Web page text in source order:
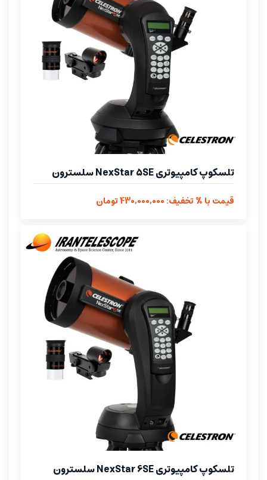
تلسکوپ کامپیوتری NexStar 5SE سلسترون
قیمت با % تخفیف: 430,000,000 تومان
تلسکوپ کامپیوتری NexStar 6SE سلسترون